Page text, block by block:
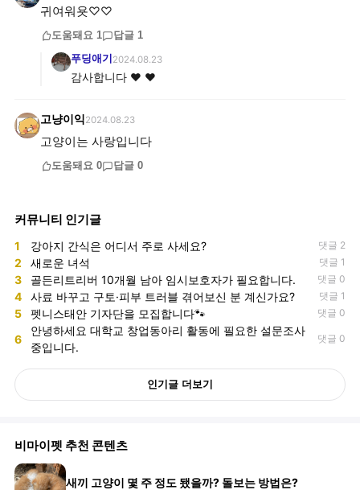
귀여워욧♡♡
도움돼요 1 답글 1
푸딩애기 2024.08.23
감사합니다 ❤️ ❤️
고냥이익 2024.08.23
고양이는 사랑입니다
도움돼요 0 답글 0
커뮤니티 인기글
1 강아지 간식은 어디서 주로 사세요? 댓글 2
2 새로운 녀석 댓글 1
3 골든리트리버 10개월 남아 임시보호자가 필요합니다. 댓글 0
4 사료 바꾸고 구토·피부 트러블 겪어보신 분 계신가요? 댓글 1
5 펫니스태안 기자단을 모집합니다🐾 댓글 0
6
안녕하세요 대학교 창업동아리 활동에 필요한 설문조사
중입니다.
댓글 0
인기글 더보기
비마이펫 추천 콘텐츠
새끼 고양이 몇 주 정도 됐을까? 돌보는 방법은?